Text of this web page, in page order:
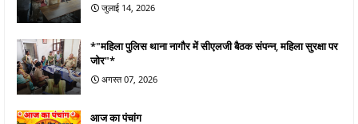
जुलाई 14, 2026
*"महिला पुलिस थाना नागौर में सीएलजी बैठक संपन्न, महिला सुरक्षा पर
जोर"*
अगस्त 07, 2026
आज का पंचांग